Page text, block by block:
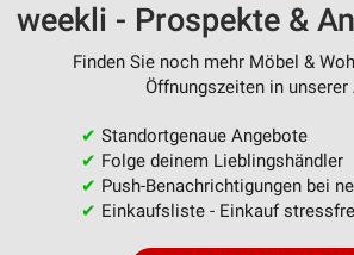
weekli - Prospekte &
Finden Sie noch mehr Möbel &
Öffnungszeiten in unserer
✔ Standortgenaue Angebote
✔ Folge deinem Lieblingshändler
✔ Push-Benachrichtigungen bei
✔ Einkaufsliste - Einkauf